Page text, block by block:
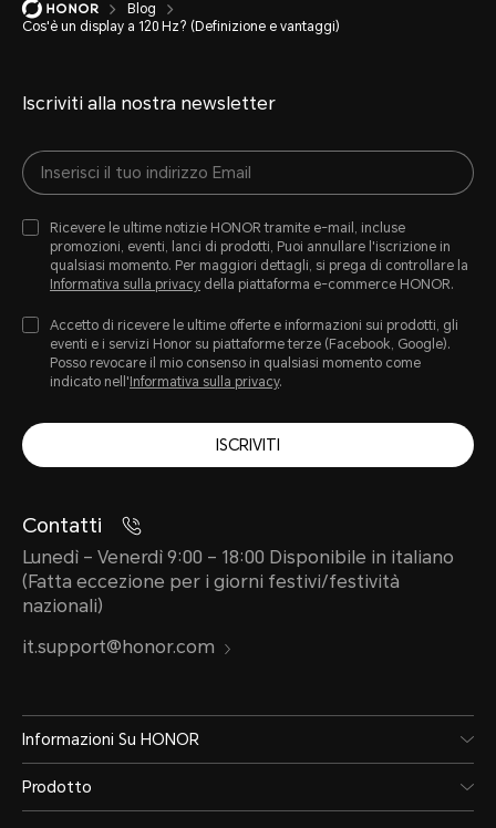
Blog
Cos'è un display a 120 Hz? (Definizione e vantaggi)
Iscriviti alla nostra newsletter
Ricevere le ultime notizie HONOR tramite e-mail, incluse
promozioni, eventi, lanci di prodotti, Puoi annullare l'iscrizione in
qualsiasi momento. Per maggiori dettagli, si prega di controllare la
Informativa sulla privacy della piattaforma e-commerce HONOR.
Accetto di ricevere le ultime offerte e informazioni sui prodotti, gli
eventi e i servizi Honor su piattaforme terze (Facebook, Google).
Posso revocare il mio consenso in qualsiasi momento come
indicato nell' Informativa sulla privacy.
ISCRIVITI
Contatti
Lunedì – Venerdì 9:00 – 18:00 Disponibile in italiano
(Fatta eccezione per i giorni festivi/festività
nazionali)
it.support@honor.com
Informazioni Su HONOR
Prodotto